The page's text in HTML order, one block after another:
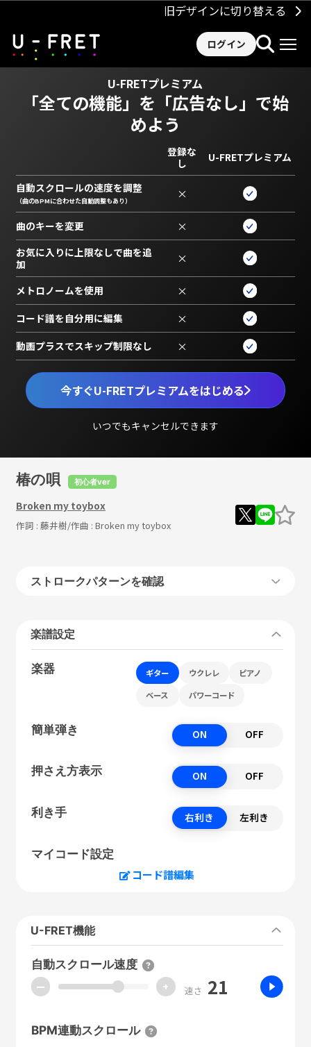
旧デザインに切り替える
ログイン
U-FRETプレミアム
「全ての機能」を 「広告なし」で始
めよう
今すぐU-FRETプレミアムをはじめる
いつでもキャンセルできます
登録な
し
U-FRETプレミアム
自動スクロールの速度を調整
（曲のBPMに合わせた自動調整もあり） ×
曲のキーを変更 ×
お気に入りに上限なしで曲を追
加
×
メトロノームを使用 ×
コード譜を自分用に編集 ×
動画プラスでスキップ制限なし ×
椿の唄 初心者ver
Broken my toybox
作詞 : 藤井樹/作曲 : Broken my toybox
ストロークパターンを確認
楽譜設定
楽器 ギター ウクレレ ピアノ
ベース パワーコード
簡単弾き ON OFF
押さえ方表示 ON OFF
利き手 右利き 左利き
マイコード設定
コード譜編集
U-FRET機能
自動スクロール速度
ー + 速さ 21
BPM連動スクロール